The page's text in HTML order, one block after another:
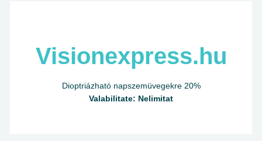
Visionexpress.hu
Dioptriázható napszemüvegekre 20%
Valabilitate: Nelimitat